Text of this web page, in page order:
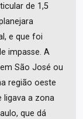
de 1,5
e que foi
impasse. A
São José ou
região oeste
ligava a zona
que dá